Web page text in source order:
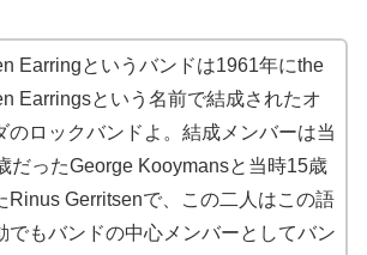
Earringというバンドは1961年にthe
Earringsという名前で結成されたオ
のロックバンドよ。結成メンバーは当
だったGeorge Kooymansと当時15歳
Rinus Gerritsenで、この二人はこの語
でもバンドの中心メンバーとしてバン